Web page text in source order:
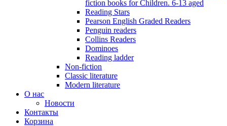
fiction books for Children. 6-13 aged
Reading Stars
Pearson English Graded Readers
Penguin readers
Collins Readers
Dominoes
Reading ladder
Non-fiction
Classic literature
Modern literature
О нас
Новости
Контакты
Корзина